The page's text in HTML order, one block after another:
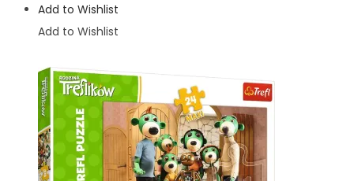
Add to Wishlist
Add to Wishlist